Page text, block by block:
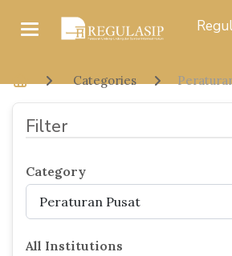
Categories
Filter
Category
Peraturan Pusat
All Institutions